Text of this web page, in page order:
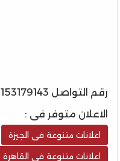
رقم التواصل 01153179143
الاعلان متوفر فى :
اعلانات متنوعة فى الجيزة
اعلانات متنوعة فى القاهرة